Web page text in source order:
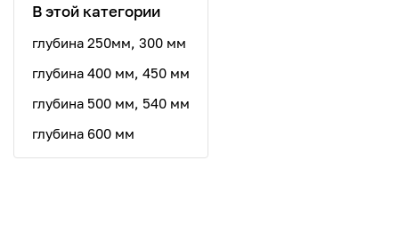
В этой категории
глубина 250мм, 300 мм
глубина 400 мм, 450 мм
глубина 500 мм, 540 мм
глубина 600 мм